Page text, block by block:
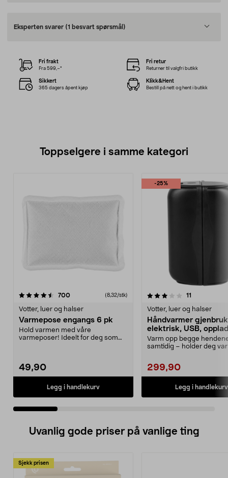
Eksperten svarer (1 besvart spørsmål)
Fri frakt
Fra 599,–*
Fri retur
Returner til valgfri butikk
Sikkert
365 dagers åpent kjøp
Klikk&Hent
Bestill på nett og hent i butikk
Toppselgere i samme kategori
700anmeldelser(8,32/stk)
Votter, luer og halser
Varmepose engangs 6 pk
Hold varmen med våre
varmeposer! Ideelt for deg som
49,90
Legg i handlekurv
-25%
3.5 av 5 stjerner 11
Votter, luer og halser
Håndvarmer
elektrisk, USB,
Varm opp begge
samtidig – holder deg
299,90
Legg i handlekurv
4.5 av 5 stjerner
Uvanlig gode priser på vanlige ting
Sjekk prisen